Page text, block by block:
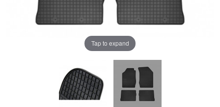
Tap to expand